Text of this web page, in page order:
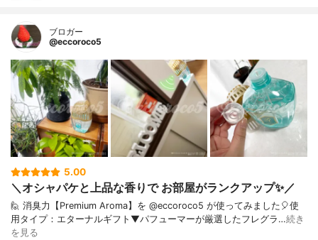
ブロガー
@eccoroco5
5.00
＼オシャパケと上品な香りで お部屋がランクアップ✨／
🙋 消臭力【Premium Aroma】を @eccoroco5 が使ってみました🎈⁡使
用タイプ：エターナルギフト⁡⁡⁡⁡⁡▼⁡⁡パフューマーが厳選したフレグラ…続き
を見る